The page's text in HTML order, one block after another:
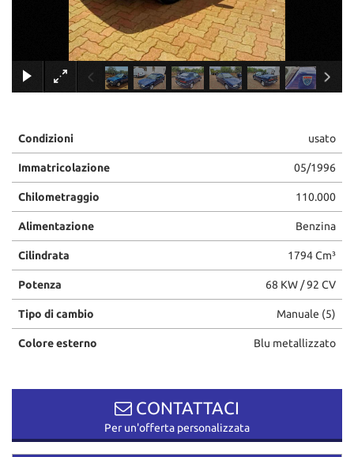
×
Condizioni usato
Immatricolazione 05/1996
Chilometraggio 110.000
Alimentazione Benzina
Cilindrata 1794 Cm³
Potenza 68 KW / 92 CV
Tipo di cambio Manuale (5)
Colore esterno Blu metallizzato
CONTATTACI
Per un'offerta personalizzata
tracciamento
adottiamo
offrire
le
svolgere
attività
di
seguito
descritte.
Per
ottenere
maggiori
informazioni
sull'utilità
sul
funzionamento